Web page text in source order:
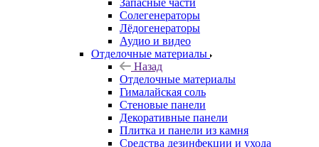
Запасные части
Солегенераторы
Лёдогенераторы
Аудио и видео
Отделочные материалы
Назад
Отделочные материалы
Гималайская соль
Стеновые панели
Декоративные панели
Плитка и панели из камня
Средства дезинфекции и ухода